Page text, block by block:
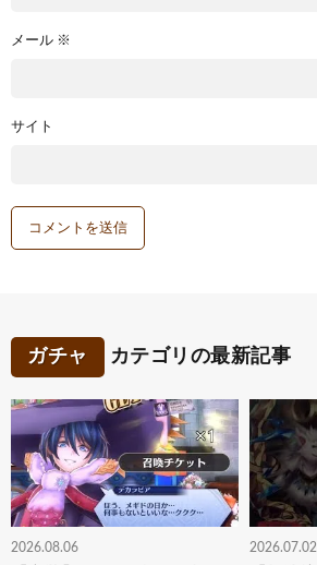
メール ※
サイト
ガチャ カテゴリの最新記事
2026.08.06 2026.07.02